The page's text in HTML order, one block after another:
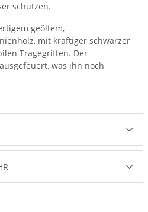
schützen.
geöltem,
mit kräftiger schwarzer
Tragegriffen. Der
was ihn noch